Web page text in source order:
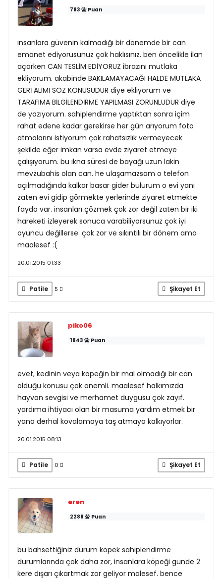
783 Puan
insanlara güvenin kalmadığı bir dönemde bir can
emanet ediyorusunuz çok haklısınız. ben öncelikle ilan
açarken CAN TESLİM EDİYORUZ ibrazını mutlaka
ekliyorum. akabinde BAKILAMAYACAĞI HALDE MUTLAKA
GERİ ALIMI SÖZ KONUSUDUR diye ekliyorum ve
TARAFIMA BİLGİLENDİRME YAPILMASI ZORUNLUDUR diye
de yazıyorum. sahiplendirme yaptıktan sonra içim
rahat edene kadar gerekirse her gün arıyorum foto
atmalarını istiyorum çok rahatsızlık vermeyecek
şekilde eğer imkan varsa evde ziyaret etmeye
çalışıyorum. bu ikna süresi de bayağı uzun lakin
mevzubahis olan can. he ulaşamazsam o telefon
açılmadığında kalkar basar gider bulurum o evi yani
zaten evi gidip görmekte yerlerinde ziyaret etmekte
fayda var. insanları çözmek çok zor değil zaten bir iki
hareketi izleyerek sonuca varabiliyorsunuz çok iyi
oyuncu değillerse. çok zor ve sıkıntılı bir dönem ama
maalesef :(
20.01.2015 01:33
Patile 5 Şikayet Et
piko06
1843 Puan
evet, kedinin veya köpeğin bir mal olmadığı bir can
olduğu konusu çok önemli. maalesef halkımızda
hayvan sevgisi ve merhamet duygusu çok zayıf.
yardıma ihtiyacı olan bir masuma yardım etmek bir
yana derhal kovalamaya taş atmaya kalkıyorlar.
20.01.2015 08:13
Patile 0 Şikayet Et
eren
2288 Puan
bu bahsettiğiniz durum köpek sahiplendirme
durumlarında çok daha zor, insanlara köpeği günde 2
kere dışarı çıkartmak zor geliyor malesef. bence